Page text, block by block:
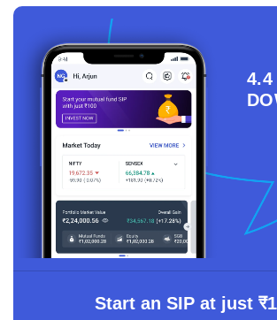
4.4
Start an SIP at just